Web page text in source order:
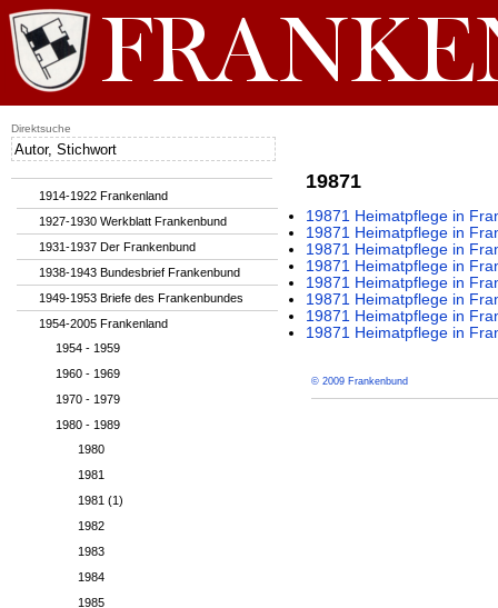
19871
19871 Heimatpflege in
19871 Heimatpflege in
19871 Heimatpflege in
19871 Heimatpflege in
19871 Heimatpflege in
19871 Heimatpflege in
19871 Heimatpflege in
19871 Heimatpflege in
© 2009 Frankenbund
1914-1922 Frankenland
1927-1930 Werkblatt Frankenbund
1931-1937 Der Frankenbund
1938-1943 Bundesbrief Frankenbund
1949-1953 Briefe des Frankenbundes
1954-2005 Frankenland
1954 - 1959
1960 - 1969
1970 - 1979
1980 - 1989
1980
1981
1981 (1)
1982
1983
1984
1985
Direktsuche